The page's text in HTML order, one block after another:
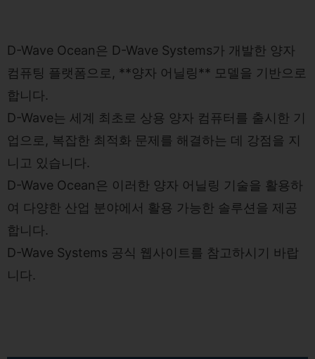
D-Wave Ocean은 D-Wave Systems가 개발한 양자
컴퓨팅 플랫폼으로, **양자 어닐링** 모델을 기반으로
합니다.
D-Wave는 세계 최초로 상용 양자 컴퓨터를 출시한 기
업으로, 복잡한 최적화 문제를 해결하는 데 강점을 지
니고 있습니다.
D-Wave Ocean은 이러한 양자 어닐링 기술을 활용하
여 다양한 산업 분야에서 활용 가능한 솔루션을 제공
합니다.
D-Wave Systems 공식 웹사이트를 참고하시기 바랍
니다.